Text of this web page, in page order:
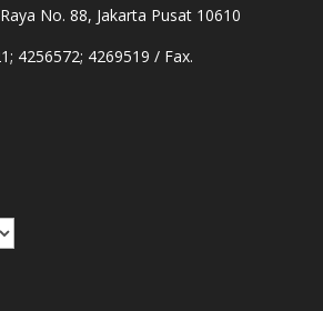
No. 88, Jakarta Pusat 10610
4256572; 4269519 / Fax.